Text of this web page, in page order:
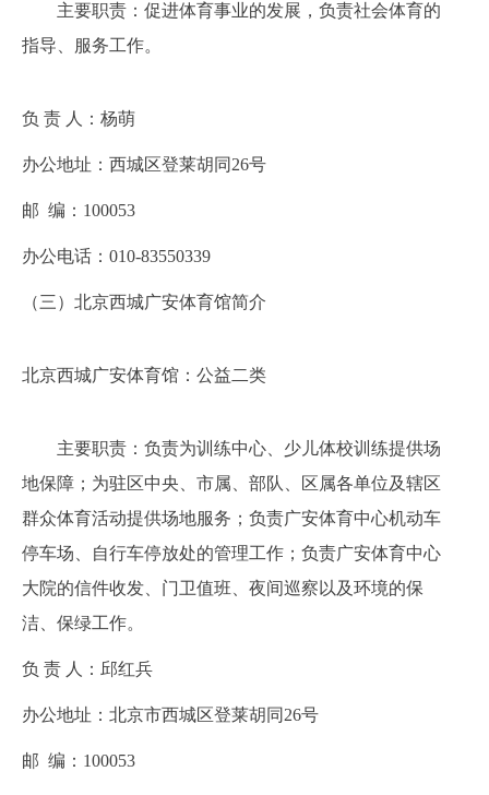
主要职责：促进体育事业的发展，负责社会体育的
指导、服务工作。
负 责 人： 杨萌
办公地址： 西城区登莱胡同 26号
邮 编： 100053
办公电话：010-83550339
（三）北京西城广安体育馆简介
北京西城广安体育馆：公益二类
主要职责：负责为训练中心、少儿体校训练提供场
地保障；为驻区中央、市属、部队、区属各单位及辖区
群众体育活动提供场地服务；负责广安体育中心机动车
停车场、自行车停放处的管理工作；负责广安体育中心
大院的信件收发、门卫值班、夜间巡察以及环境的保
洁、保绿工作。
负 责 人： 邱红兵
办公地址： 北京市西城区登莱胡同 26号
邮 编： 100053